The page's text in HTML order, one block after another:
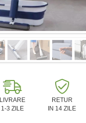
LIVRARE
1-3 ZILE
RETUR
IN 14 ZILE